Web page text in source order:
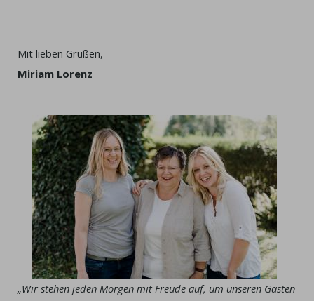
Mit lieben Grüßen,
Miriam Lorenz
„Wir stehen jeden Morgen mit Freude auf, um unseren Gästen